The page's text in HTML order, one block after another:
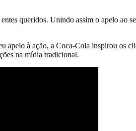
queridos. Unindo assim o apelo ao
apelo à ação, a Coca-Cola inspirou os
na mídia tradicional.